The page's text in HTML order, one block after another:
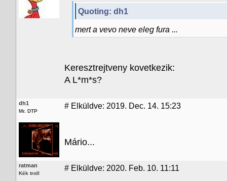
Quoting: dh1
mert a vevo neve eleg fura ...
Keresztrejtveny kovetkezik:
A L*m*s?
dh1
Mr. DTP
# Elküldve: 2019. Dec. 14. 15:23
Mário...
ratman
Kék troll
# Elküldve: 2020. Feb. 10. 11:11